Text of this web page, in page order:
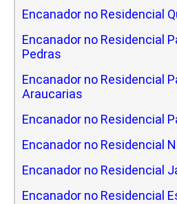
Encanador no Residencial
Encanador no Residencial
Pedras
Encanador no Residencial
Araucarias
Encanador no Residencial
Encanador no Residencial
Encanador no Residencial
Encanador no Residencial